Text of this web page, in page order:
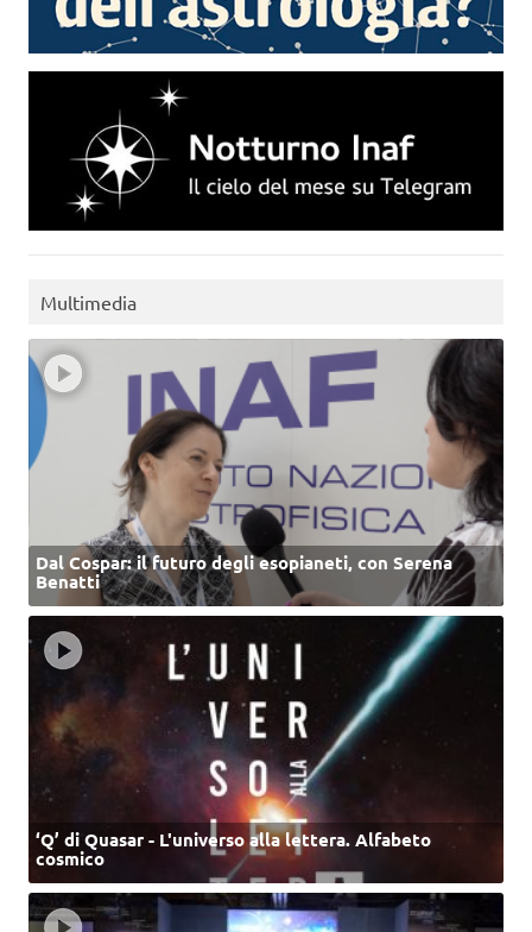
Multimedia
Dal Cospar: il futuro degli esopianeti, con Serena
Benatti
‘Q’ di Quasar - L'universo alla lettera. Alfabeto
cosmico